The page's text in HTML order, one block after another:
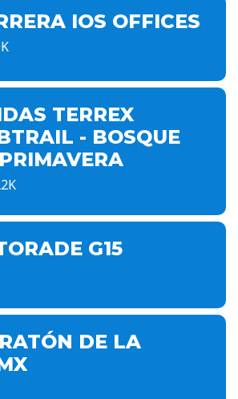
IOS OFFICES
TERREX
- BOSQUE
G15
DE LA